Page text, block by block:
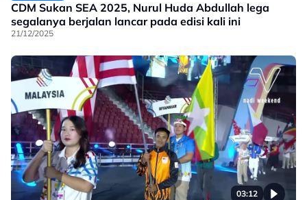
CDM Sukan SEA 2025, Nurul Huda Abdullah lega
segalanya berjalan lancar pada edisi kali ini
21/12/2025
03:12